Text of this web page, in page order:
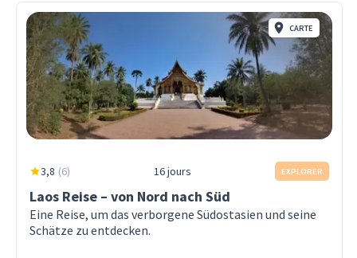
CARTE
3,8 (6) 16 jours EXPLORER
Laos Reise – von Nord nach Süd
Eine Reise, um das verborgene Südostasien und seine
Schätze zu entdecken.